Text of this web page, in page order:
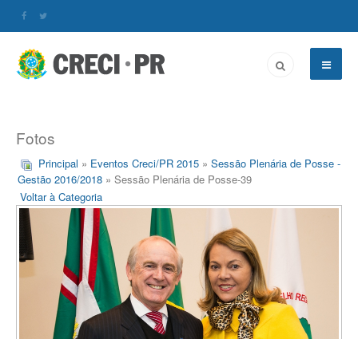
Fotos
Principal » Eventos Creci/PR 2015 » Sessão Plenária de Posse -
Gestão 2016/2018 » Sessão Plenária de Posse-39
Voltar à Categoria